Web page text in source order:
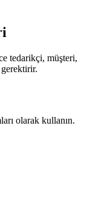
tedarikçi, müşteri,
gerektirir.
olarak kullanın.